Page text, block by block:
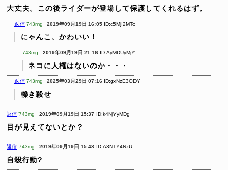
大丈夫。この後ライダーが登場して保護してくれるはず。
返信 743mg 2019年09月19日 16:05 ID:c5MjI2MTc
にゃんこ、かわいい！
743mg 2019年09月19日 21:16 ID:AyMDUyMjY
ネコに人権はないのか・・・
返信 743mg 2025年03月29日 07:16 ID:gxNzE3ODY
轢き殺せ
返信 743mg 2019年09月19日 15:37 ID:k4NjYyMDg
目が見えてないとか？
返信 743mg 2019年09月19日 15:48 ID:A3NTY4NzU
自殺行動?